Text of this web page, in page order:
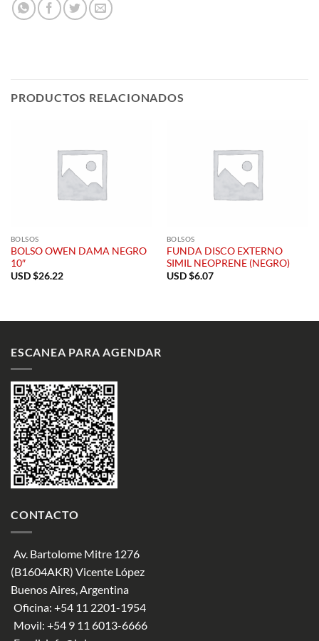
PRODUCTOS RELACIONADOS
BOLSOS
BOLSO OWEN DAMA NEGRO
10″
USD $26.22
BOLSOS
FUNDA DISCO EXTERNO
SIMIL NEOPRENE (NEGRO)
USD $6.07
ESCANEA PARA AGENDAR
CONTACTO
Av. Bartolome Mitre 1276
(B1604AKR) Vicente López
Buenos Aires, Argentina
Oficina: +54 11 2201-1954
Movil: +54 9 11 6013-6666